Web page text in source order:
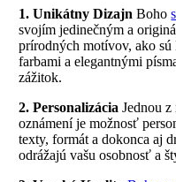
1. Unikátny Dizajn Boho
svojím jedinečným a
prírodných motívov, ako
farbami a elegantnými
zážitok.
2. Personalizácia Jednou
oznámení je možnosť
texty, formát a dokonca aj
odrážajú vašu osobnosť a